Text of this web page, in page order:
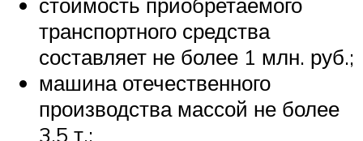
транспортного средства
составляет не более 1 млн. руб.;
машина отечественного
производства массой не более
3,5 т.;